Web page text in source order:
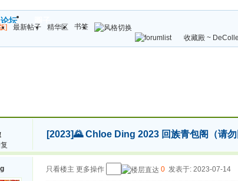
论坛
褔
袠袠袥
] 最新帖子 精华区
书签
收藏殿 ~
[2023]🌄 Chloe Ding 2023 回族青包阁（请勿
只看楼主 更多操作 0 发表于: 2023-07-14